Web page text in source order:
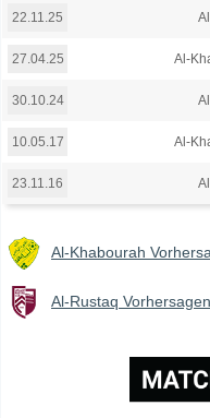
22.11.25
27.04.25 Al-
30.10.24
10.05.17 Al-
23.11.16
Al-Khabourah
Al-Rustaq